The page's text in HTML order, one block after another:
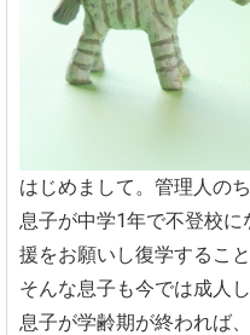
はじめまして。管理人の
息子が中学1年で不登校
援をお願いし復学するこ
そんな息子も今では成人し
息子が学齢期が終われば